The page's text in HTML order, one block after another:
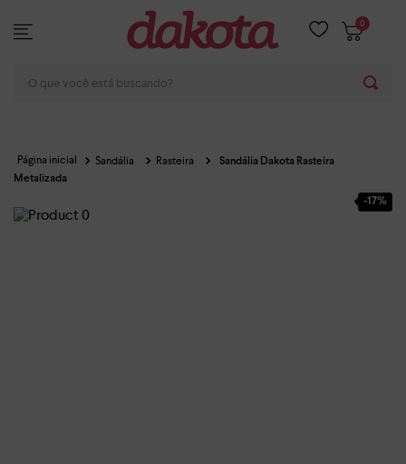
0
Sandália Rasteira
Sandália Dakota Rasteira
Metalizada
-17%